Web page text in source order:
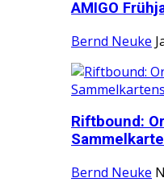
AMIGO
Bernd Neuke
Riftbound:
Bernd Neuke